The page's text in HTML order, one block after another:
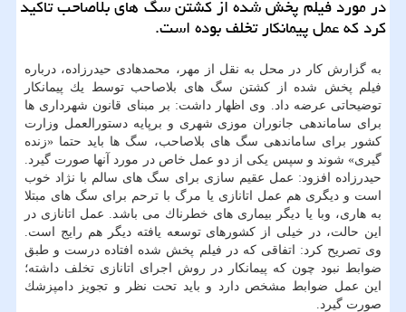
در مورد فیلم پخش شده از كشتن سگ های بلاصاحب تاكید
كرد كه عمل پیمانكار تخلف بوده است.
به گزارش كار در محل به نقل از مهر، محمدهادی حیدرزاده، درباره
فیلم پخش شده از كشتن سگ های بلاصاحب توسط یك پیمانكار
توضیحاتی عرضه داد. وی اظهار داشت: بر مبنای قانون شهرداری ها
برای ساماندهی جانوران موزی شهری و برپایه دستورالعمل وزارت
كشور برای ساماندهی سگ های بلاصاحب، سگ ها باید حتما «زنده
گیری» شوند و سپس یكی از دو عمل خاص در مورد آنها صورت گیرد.
حیدرزاده افزود: عمل عقیم سازی برای سگ های سالم با نژاد خوب
است و دیگری هم عمل اتانازی یا مرگ با ترحم برای سگ های مبتلا
به هاری، وبا یا دیگر بیماری های خطرناك می باشد. عمل اتانازی در
این حالت، در خیلی از كشورهای توسعه یافته دیگر هم رایج است.
وی تصریح كرد: اتفاقی كه در فیلم پخش شده افتاده درست و طبق
ضوابط نبود چون كه پیمانكار در روش اجرای اتانازی تخلف داشته؛
این عمل ضوابط مشخص دارد و باید تحت نظر و تجویز دامپزشك
صورت گیرد.